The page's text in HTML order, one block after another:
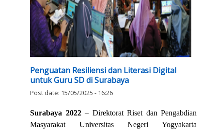
Penguatan Resiliensi dan Literasi Digital
untuk Guru SD di Surabaya
Post date: 15/05/2025 - 16:26
Surabaya 2022 – Direktorat Riset dan Pengabdian
Masyarakat Universitas Negeri Yogyakarta